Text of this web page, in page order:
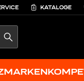
KATALOGE
SEARCH